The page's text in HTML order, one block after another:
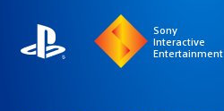
Sony
Interactive
Entertainment